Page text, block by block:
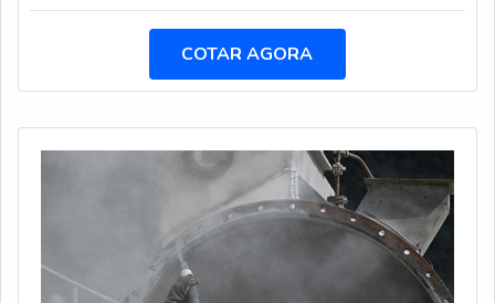
assunto é empresas de hidrojateamento industrial, com
a Hidro Trevo o cliente atingirá excelente custo-benefício
com comprometimento com o resultado dos
clientes.MAIS SOBRE EMPRESAS DE
sua energia em produzir uma estrutura para os parceiros
com investimento constante nas mais altas tecnologias
e estoque interno de peças,tudo isso para oferecer
empresas de hidrojateamento industrial com excelente
custo-benefício.Há muitas maneiras eficientes de uma
empresa demonstrar competência, excelência e
COTAR AGORA